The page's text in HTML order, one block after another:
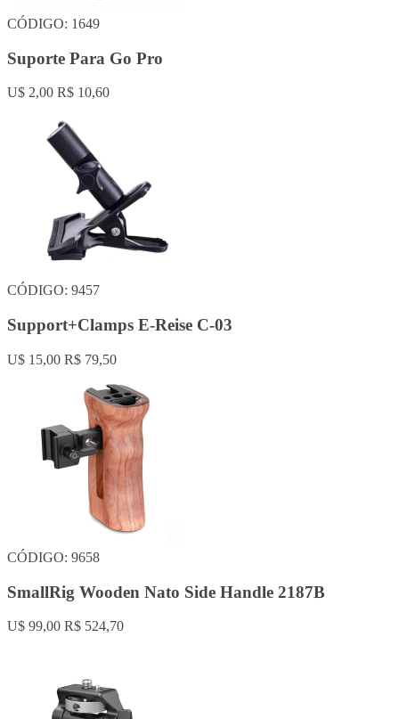
CÓDIGO: 1649
Suporte Para Go Pro
U$ 2,00 R$ 10,60
CÓDIGO: 9457
Support+Clamps E-Reise C-03
U$ 15,00 R$ 79,50
CÓDIGO: 9658
SmallRig Wooden Nato Side Handle 2187B
U$ 99,00 R$ 524,70